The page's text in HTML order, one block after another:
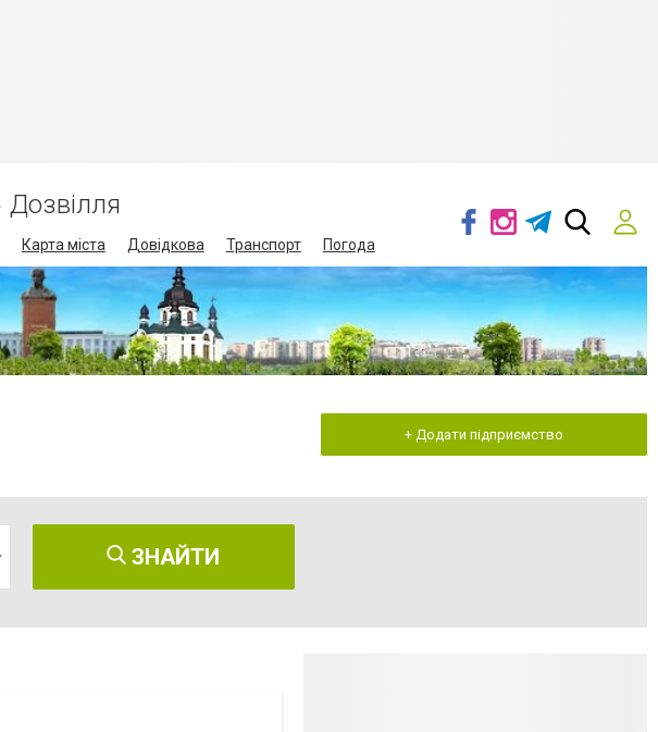
Дозвілля
Карта міста Довідкова Транспорт Погода
+ Додати підприємство
ЗНАЙТИ